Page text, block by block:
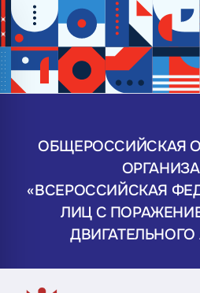
ОБЩЕРОССИЙСКАЯ
«ВСЕРОССИЙСКАЯ
ЛИЦ С
ДВИГАТЕЛЬНОГО